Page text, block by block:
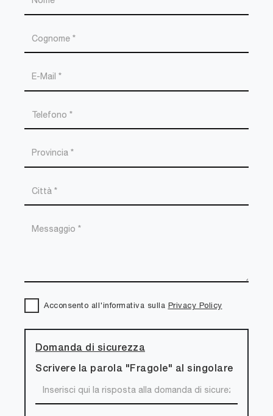
Acconsento all'informativa sulla Privacy Policy
Domanda di sicurezza
Scrivere la parola "Fragole" al singolare